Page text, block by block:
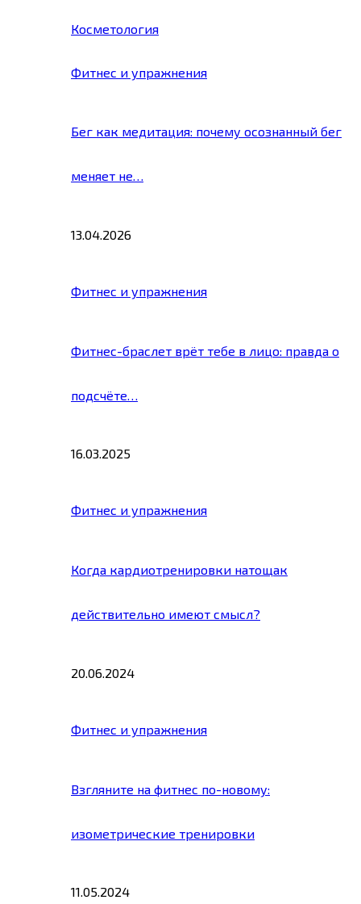
Косметология
Фитнес и упражнения
Бег как медитация: почему осознанный бег
меняет не…
13.04.2026
Фитнес и упражнения
Фитнес-браслет врёт тебе в лицо: правда о
подсчёте…
16.03.2025
Фитнес и упражнения
Когда кардиотренировки натощак
действительно имеют смысл?
20.06.2024
Фитнес и упражнения
Взгляните на фитнес по-новому:
изометрические тренировки
11.05.2024